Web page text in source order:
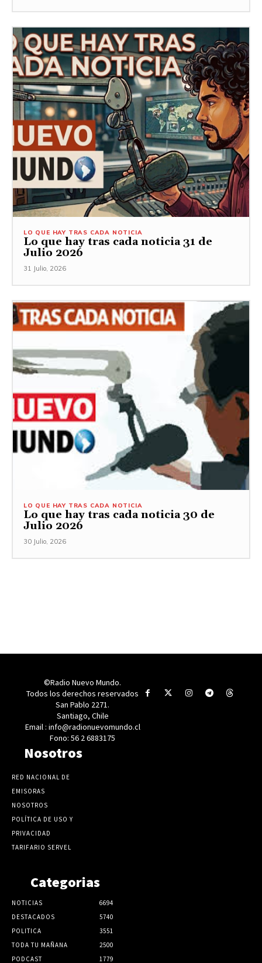
LO QUE HAY TRAS CADA NOTICIA
Lo que hay tras cada noticia 31 de
Julio 2026
31 Julio, 2026
LO QUE HAY TRAS CADA NOTICIA
Lo que hay tras cada noticia 30 de
Julio 2026
30 Julio, 2026
©Radio Nuevo Mundo.
Todos los derechos reservados
San Pablo 2271.
Santiago, Chile
Email : info@radionuevomundo.cl
Fono: 56 2 6883175
Nosotros
RED NACIONAL DE
EMISORAS
NOSOTROS
POLÍTICA DE USO Y
PRIVACIDAD
TARIFARIO SERVEL
Categorias
NOTICIAS
6694
DESTACADOS
5740
POLITICA
3551
TODA TU MAÑANA
2500
PODCAST
1779